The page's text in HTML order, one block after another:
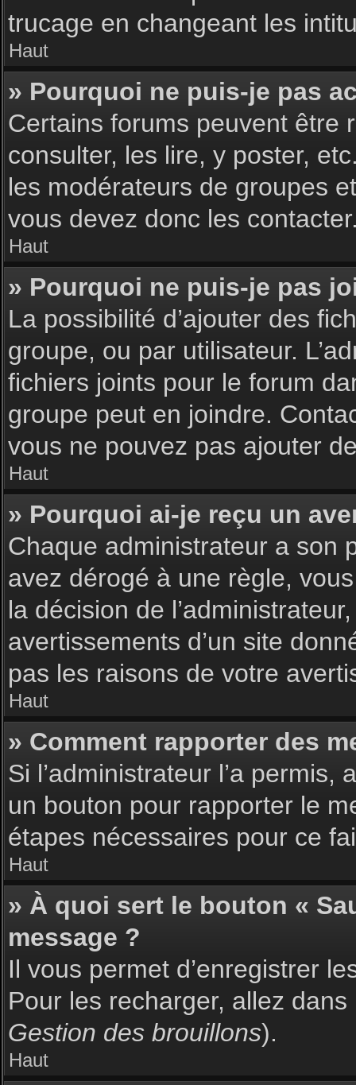
trucage en changeant les
Haut
» Pourquoi ne puis-je pas
Certains forums peuvent être
consulter, les lire, y poster,
les modérateurs de groupes
vous devez donc les
Haut
» Pourquoi ne puis-je pas
La possibilité d’ajouter des
groupe, ou par utilisateur.
fichiers joints pour le forum
groupe peut en joindre.
vous ne pouvez pas ajouter
Haut
» Pourquoi ai-je reçu un
Chaque administrateur a son
avez dérogé à une règle,
la décision de
avertissements d’un site
pas les raisons de votre
Haut
» Comment rapporter des
Si l’administrateur l’a
un bouton pour rapporter le
étapes nécessaires pour ce
Haut
» À quoi sert le bouton «
message ?
Il vous permet d’enregistrer
Pour les recharger, allez
Gestion des brouillons).
Haut